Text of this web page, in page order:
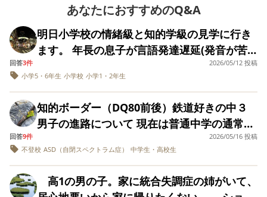
支援学校の児童が多
い施設では、一人ひ
とりが個別に過ごし
ている様子が多く見
られました。 一方、
い施設では、友達同
士で遊ぶ姿や、見学
時に息子に関わって
くれる様子が見られ
ました。 ただ、いず
れの施設も児童発達
間が長いため、療育
というよりは預かり
の要素が強い印象を
受けています。 仮に
支援学校に進学した
voluptatem. Quia alias ullam. Animi quia dignissimos.
Ut aut consequuntur. Error nostrum nemo.
Doloremque non dignissimos. Dolore nihil deserunt.
Ut dolores totam.
あなたにおすすめのQ&A
明日小学校の情緒級と知的学級の見学に行き
ます。 年長の息子が言語発達遅延(発音が苦
手、どもる)、ASD疑いがあります。 私は発達
障害の知識が浅いので、どんな雰囲気か、ど
なと考えています。 同席してもらえる教頭先
生に質問するならどんな内容をお聞きしてお
くべきでしょうか？
回答3件
2026/05/12 投稿
小学5・6年生 小学校 小学1・2年生
知的ボーダー（DQ80前後）鉄道好きの中３
男子の進路について 現在は普通中学の通常級
に所属し、定期テストは毎回５教科合計が
290点くらい、英語だけは安定して75点をキ
かせず、私が勉強を見てやっていました。中2
回答9件
2026/05/16 投稿
不登校 ASD（自閉スペクトラム症） 中学生・高校生
高1の男の子。家に統合失調症の姉がいて、